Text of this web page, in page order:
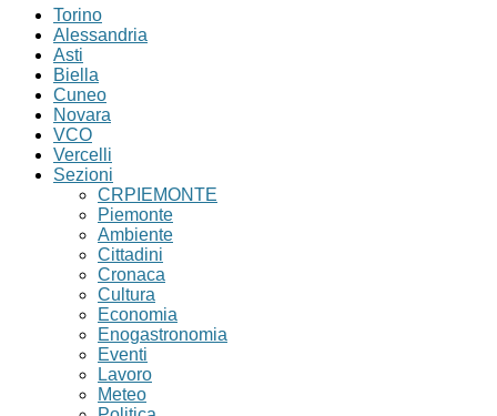
Torino
Alessandria
Asti
Biella
Cuneo
Novara
VCO
Vercelli
Sezioni
CRPIEMONTE
Piemonte
Ambiente
Cittadini
Cronaca
Cultura
Economia
Enogastronomia
Eventi
Lavoro
Meteo